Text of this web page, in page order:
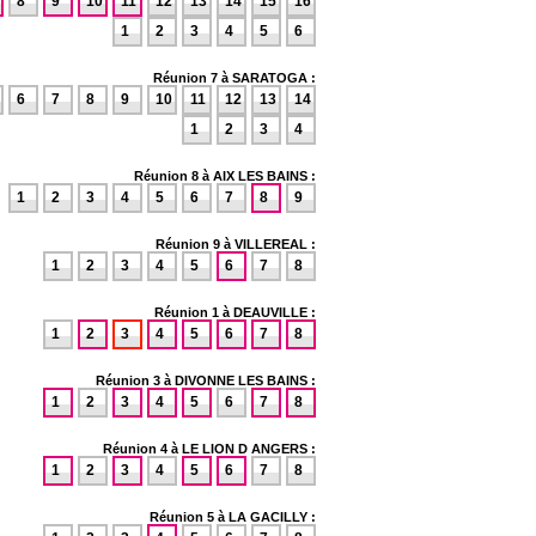
6
5
4
3
2
1
Réunion 7 à SARATOGA :
14
13
12
11
10
9
8
7
6
4
3
2
1
Réunion 8 à AIX LES BAINS :
9
8
7
6
5
4
3
2
1
Réunion 9 à VILLEREAL :
8
7
6
5
4
3
2
1
Réunion 1 à DEAUVILLE :
8
7
6
5
4
3
2
1
Réunion 3 à DIVONNE LES BAINS :
8
7
6
5
4
3
2
1
Réunion 4 à LE LION D ANGERS :
8
7
6
5
4
3
2
1
Réunion 5 à LA GACILLY :